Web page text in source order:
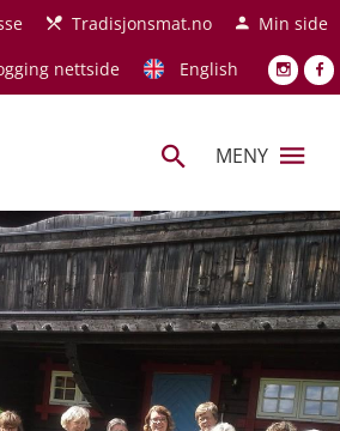
Tradisjonsmat.no
Min side
nettside
English
MENY